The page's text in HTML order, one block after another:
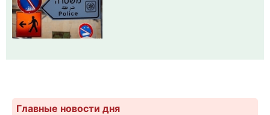
Главные новости дня